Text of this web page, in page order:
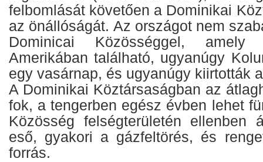
felbomlását követően a Dominikai
az önállóságát. Az országot nem
Dominicai Közösséggel, amely
Amerikában található, ugyanúgy
egy vasárnap, és ugyanúgy kiirtották
A Dominikai Köztársaságban az
fok, a tengerben egész évben lehet
Közösség felségterületén ellenben
eső, gyakori a gázfeltörés, és
forrás.